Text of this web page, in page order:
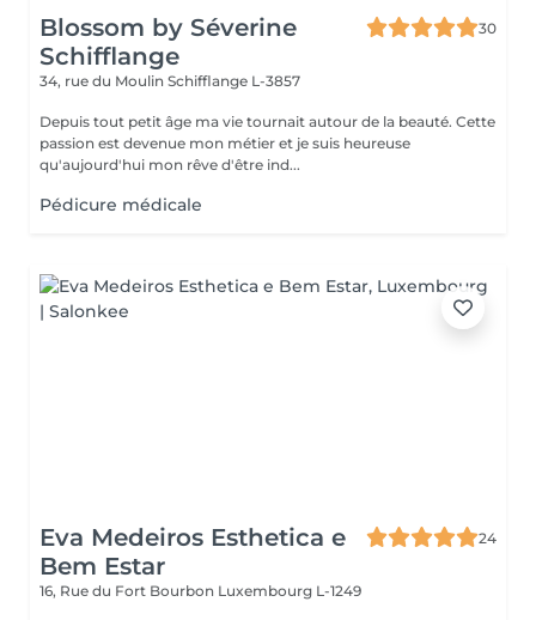
Blossom by Séverine
Schifflange
30
34, rue du Moulin Schifflange L-3857
Depuis tout petit âge ma vie tournait autour de la beauté. Cette
passion est devenue mon métier et je suis heureuse
qu'aujourd'hui mon rêve d'être ind...
Pédicure médicale
Eva Medeiros Esthetica e
Bem Estar
24
16, Rue du Fort Bourbon Luxembourg L-1249